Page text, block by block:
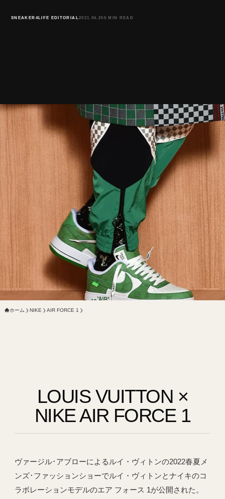
SNEAKER4LIFE EDITORIAL2021.06.25 5 MIN READ
ホーム NIKE AIR FORCE 1
LOUIS VUITTON ×
NIKE AIR FORCE 1
ヴァージル･アブローによるルイ・ヴィトンの2022春夏メ
ンズ･ファッションショーでルイ・ヴィトンとナイキのコ
ラボレーションモデルのエア フォース 1が公開された。